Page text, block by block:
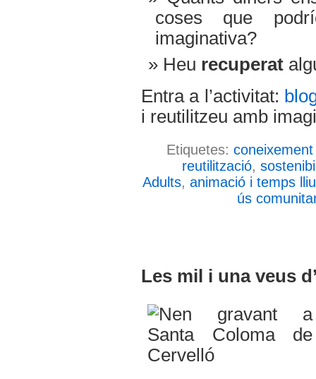
coses que
imaginativa?
Heu recuperat
Entra a l’activitat:
i reutilitzeu amb
Etiquetes:
reutilització,
Adults, animació i temps
ús
Les mil i una veus